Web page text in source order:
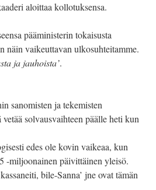
aloittaa kollotuksensa.
pääministerin tokaisusta
näin vaikeuttavan ulkosuhteitamme.
ja jauhoista’.
sanomisten ja tekemisten
solvausvaihteen päälle heti kun
edes ole kovin vaikeaa, kun
-miljoonainen päivittäinen yleisö.
bile-Sanna’ jne ovat tämän